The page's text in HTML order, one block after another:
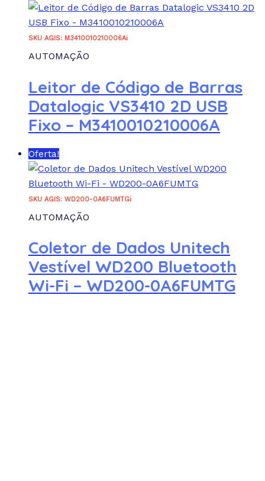
SKU AGIS: M3410010210006Ai
AUTOMAÇÃO
Leitor de Código de Barras
Datalogic VS3410 2D USB
Fixo – M3410010210006A
Oferta!
SKU AGIS: WD200-0A6FUMTGi
AUTOMAÇÃO
Coletor de Dados Unitech
Vestível WD200 Bluetooth
Wi-Fi – WD200-0A6FUMTG